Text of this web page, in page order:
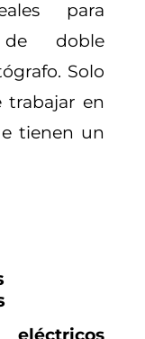
para
de doble
Solo
trabajar en
tienen un